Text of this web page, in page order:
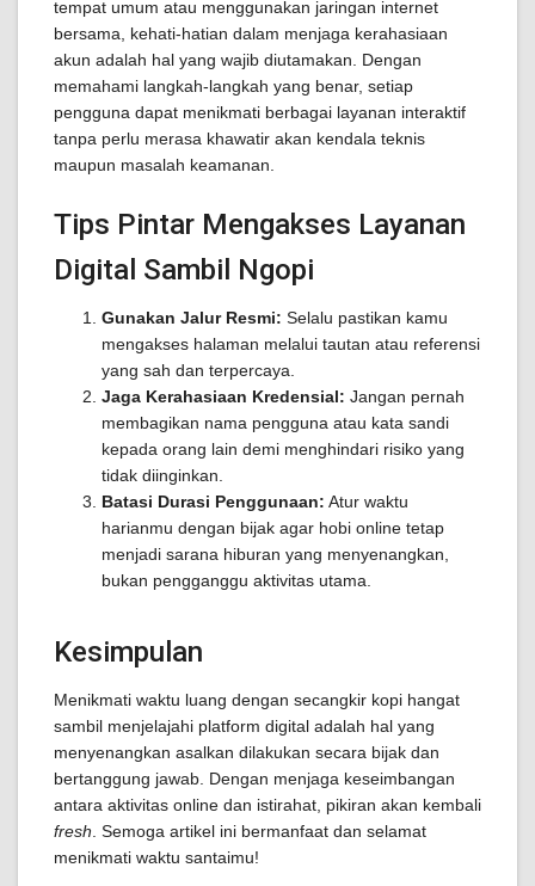
tempat umum atau menggunakan jaringan internet
bersama, kehati-hatian dalam menjaga kerahasiaan
akun adalah hal yang wajib diutamakan. Dengan
memahami langkah-langkah yang benar, setiap
pengguna dapat menikmati berbagai layanan interaktif
tanpa perlu merasa khawatir akan kendala teknis
maupun masalah keamanan.
Tips Pintar Mengakses Layanan
Digital Sambil Ngopi
Gunakan Jalur Resmi: Selalu pastikan kamu
mengakses halaman melalui tautan atau referensi
yang sah dan terpercaya.
Jaga Kerahasiaan Kredensial: Jangan pernah
membagikan nama pengguna atau kata sandi
kepada orang lain demi menghindari risiko yang
tidak diinginkan.
Batasi Durasi Penggunaan: Atur waktu
harianmu dengan bijak agar hobi online tetap
menjadi sarana hiburan yang menyenangkan,
bukan pengganggu aktivitas utama.
Kesimpulan
Menikmati waktu luang dengan secangkir kopi hangat
sambil menjelajahi platform digital adalah hal yang
menyenangkan asalkan dilakukan secara bijak dan
bertanggung jawab. Dengan menjaga keseimbangan
antara aktivitas online dan istirahat, pikiran akan kembali
fresh . Semoga artikel ini bermanfaat dan selamat
menikmati waktu santaimu!